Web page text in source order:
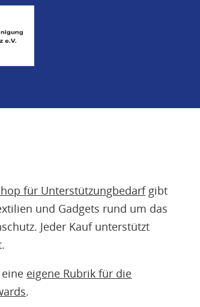
für Unterstützungbedarfgibt
und Gadgets rund um das
Jeder Kauf unterstützt
eigene Rubrik für die
.